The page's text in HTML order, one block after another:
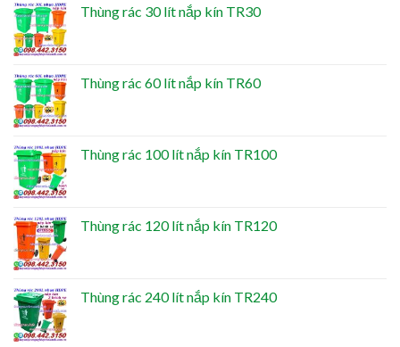
Thùng rác 30 lít nắp kín TR30
Thùng rác 60 lít nắp kín TR60
Thùng rác 100 lít nắp kín TR100
Thùng rác 120 lít nắp kín TR120
Thùng rác 240 lít nắp kín TR240